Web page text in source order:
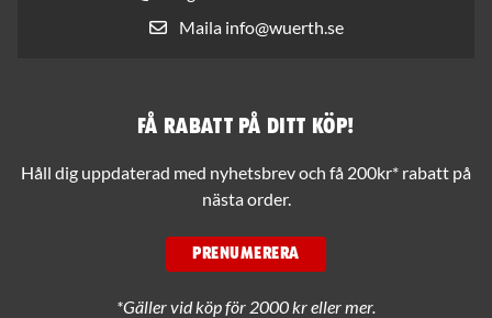
Maila info@wuerth.se
Få rabatt på ditt köp!
Håll dig uppdaterad med nyhetsbrev och få 200kr* rabatt på
nästa order.
PRENUMERERA
*Gäller vid köp för 2000 kr eller mer.